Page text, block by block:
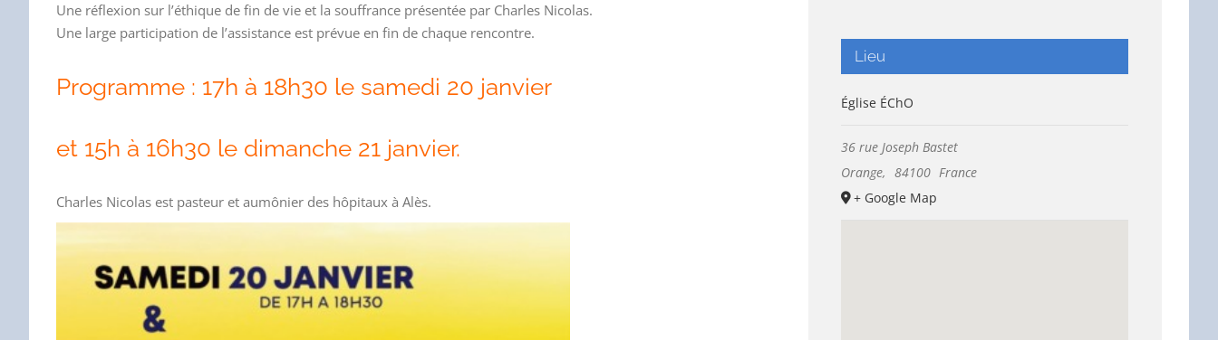
Une réflexion sur l’éthique de fin de vie et la souffrance présentée par Charles Nicolas.
Une large participation de l’assistance est prévue en fin de chaque rencontre.
Programme : 17h à 18h30 le samedi 20 janvier
et 15h à 16h30 le dimanche 21 janvier.
Charles Nicolas est pasteur et aumônier des hôpitaux à Alès.
Lieu
Église ÉChO
36 rue Joseph Bastet
Orange, 84100 France
+ Google Map